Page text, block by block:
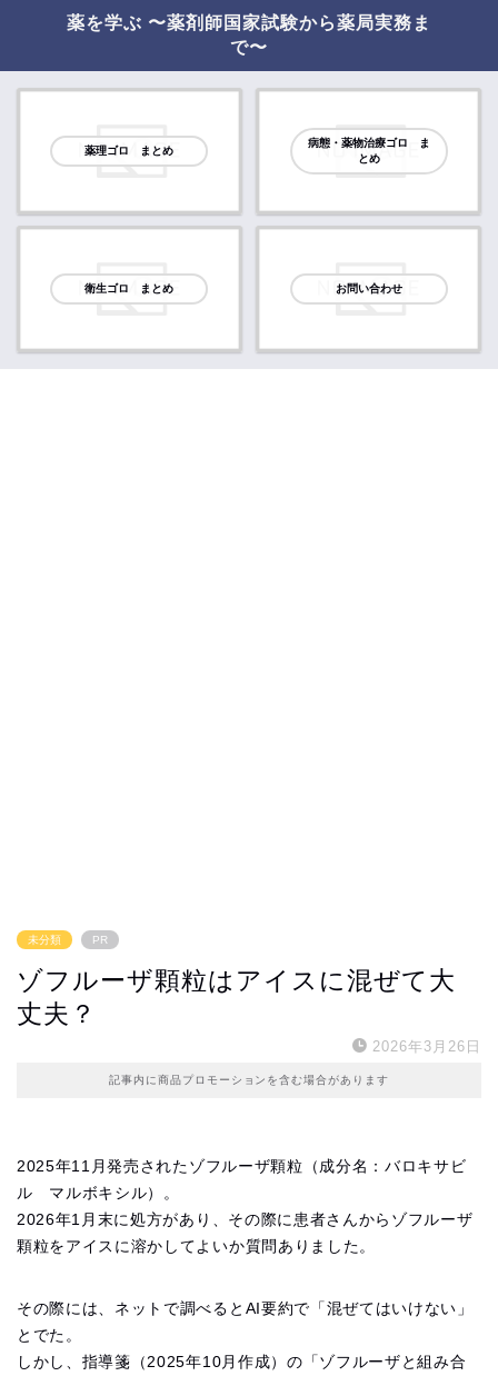
薬を学ぶ 〜薬剤師国家試験から薬局実務ま
で〜
薬理ゴロ まとめ
病態・薬物治療ゴロ ま
とめ
衛生ゴロ まとめ お問い合わせ
未分類 PR
ゾフルーザ顆粒はアイスに混ぜて大
丈夫？
2026年3月26日
記事内に商品プロモーションを含む場合があります
2025年11月発売されたゾフルーザ顆粒（成分名：バロキサビ
ル マルボキシル）。
2026年1月末に処方があり、その際に患者さんからゾフルーザ
顆粒をアイスに溶かしてよいか質問ありました。
その際には、ネットで調べるとAI要約で「混ぜてはいけない」
とでた。
しかし、指導箋（2025年10月作成）の「ゾフルーザと組み合